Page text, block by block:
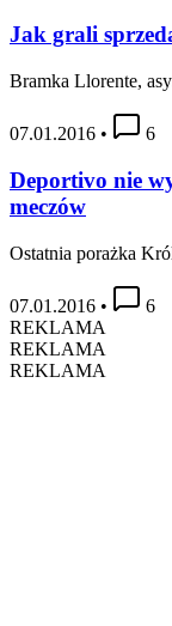
Jak grali
Bramka Llorente,
07.01.2016 • 6
Deportivo nie
meczów
Ostatnia porażka
07.01.2016 •
6
REKLAMA
REKLAMA
REKLAMA